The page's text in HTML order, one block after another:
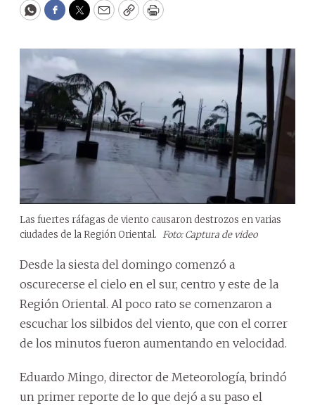
WhatsApp
Facebook
Twitter
EmailCopyPrint
Las fuertes ráfagas de viento causaron destrozos en varias
ciudades de la Región Oriental. Foto: Captura de video
Desde la siesta del domingo comenzó a
oscurecerse el cielo en el sur, centro y este de la
Región Oriental. Al poco rato se comenzaron a
escuchar los silbidos del viento, que con el correr
de los minutos fueron aumentando en velocidad.
Eduardo Mingo, director de Meteorología, brindó
un primer reporte de lo que dejó a su paso el